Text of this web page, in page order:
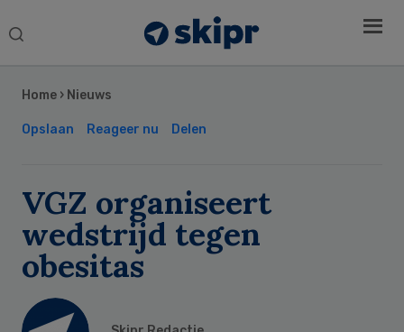
Search
Home › Nieuws
Opslaan Reageer nu Delen
VGZ organiseert
wedstrijd tegen
obesitas
Sidebar